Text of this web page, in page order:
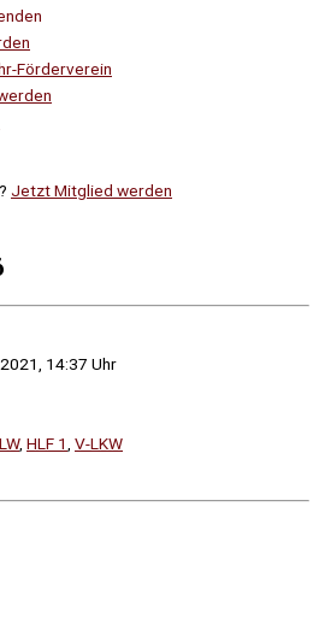
Förderverein
Jetzt Mitglied werden
14:37 Uhr
, HLF 1 V-LKW